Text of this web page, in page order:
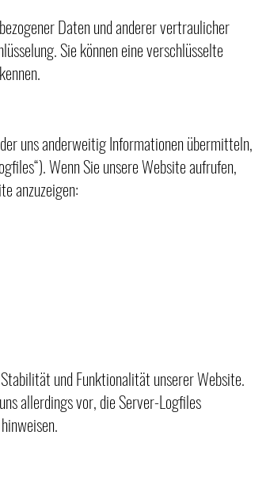
Daten und anderer vertraulicher
Sie können eine verschlüsselte
uns anderweitig Informationen übermitteln,
Wenn Sie unsere Website aufrufen,
anzuzeigen:
und Funktionalität unserer Website.
allerdings vor, die Server-Logfiles